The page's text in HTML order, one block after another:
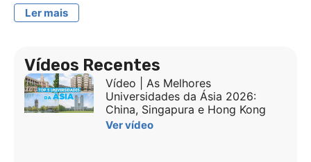
Ler mais
Vídeos Recentes
Vídeo | As Melhores
Universidades da Ásia 2026:
China, Singapura e Hong Kong
Ver vídeo